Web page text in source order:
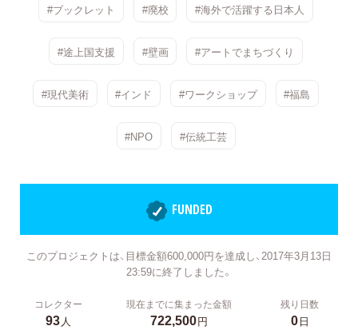
#ブックレット #廃校 #海外で活躍する日本人
#途上国支援 #壁画 #アートでまちづくり
#現代美術 #インド #ワークショップ #福島
#NPO #伝統工芸
FUNDED
このプロジェクトは、目標金額600,000円を達成し、2017年3月13日
23:59に終了しました。
コレクター
93人
現在までに集まった金額
722,500円
残り日数
0日